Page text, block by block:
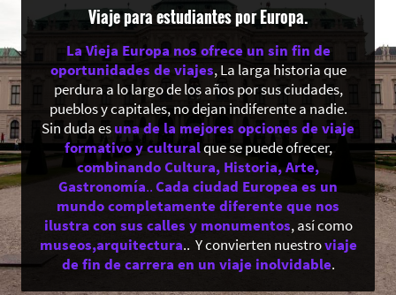
Viaje para estudiantes por Europa.
La Vieja Europa nos ofrece un sin fin de
oportunidades de viajes, La larga historia que
perdura a lo largo de los años por sus ciudades,
pueblos y capitales, no dejan indiferente a nadie.
Sin duda esuna de la mejores opciones de viaje
formativo y culturalque se puede ofrecer,
combinando Cultura, Historia, Arte,
Gastronomía..Cada ciudad Europea es un
mundo completamente diferente que nos
ilustra con sus calles y monumentos, así como
museos,arquitectura.. Y convierten nuestroviaje
de fin de carrera en un viaje inolvidable.